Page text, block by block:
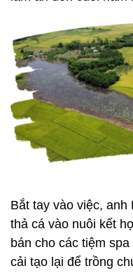
Bắt tay vào việc, anh
thả cá vào nuôi kết
bán cho các tiệm
cải tạo lại để trồng